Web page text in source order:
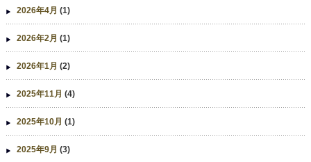
2026年4月 (1)
2026年2月 (1)
2026年1月 (2)
2025年11月 (4)
2025年10月 (1)
2025年9月 (3)